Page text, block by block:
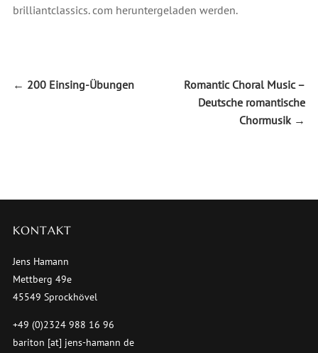
brilliantclassics. com heruntergeladen werden.
← 200 Einsing-Übungen
Romantic Choral Music –
Deutsche romantische
Chormusik →
KONTAKT
Jens Hamann
Mettberg 49e
45549 Sprockhövel
+49 (0)2324 988 16 96
bariton [at] jens-hamann de